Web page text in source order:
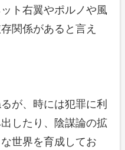
ト右翼やポルノや風
関係があると言え
が、時には犯罪に利
したり、陰謀論の拡
世界を育成してお